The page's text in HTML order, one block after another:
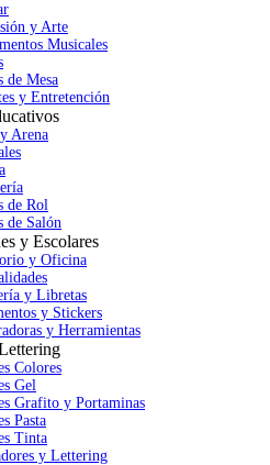
y Arte
Musicales
de Mesa
y Entretención
Arena
de Rol
de Salón
y Escolares
y Oficina
y Libretas
y Stickers
y Herramientas
Colores
Gel
Grafito y Portaminas
Pasta
Tinta
y Lettering